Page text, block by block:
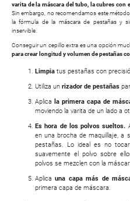
varita de la máscara del tubo, la cubres con
Sin embargo, no recomendamos este
la fórmula de la máscara de pestañas y
inservible.
Conseguir un cepillo extra es una opción
para crear longitud y volumen de pestañas
Limpia tus pestañas con
Utiliza un rizador de pestañas
Aplica
la primera capa de
moviendo la varita de un lado a
Es hora de los polvos sueltos.
en una brocha de maquillaje, a
pestañas. Lo ideal es no
suavemente el polvo sobre
polvos se mezclen con la
Aplicauna capa más de
primera capa de máscara.